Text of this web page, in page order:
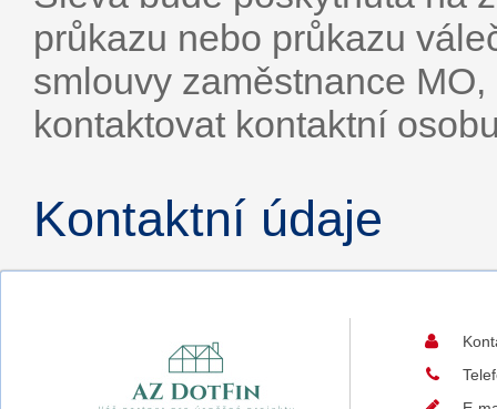
průkazu nebo průkazu
smlouvy zaměstnance
kontaktovat kontaktní
Kontaktní údaje